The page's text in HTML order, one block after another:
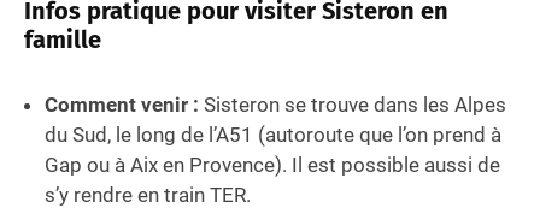
Infos pratique pour visiter Sisteron en
famille
Comment venir : Sisteron se trouve dans les Alpes
du Sud, le long de l’A51 (autoroute que l’on prend à
Gap ou à Aix en Provence). Il est possible aussi de
s’y rendre en train TER.